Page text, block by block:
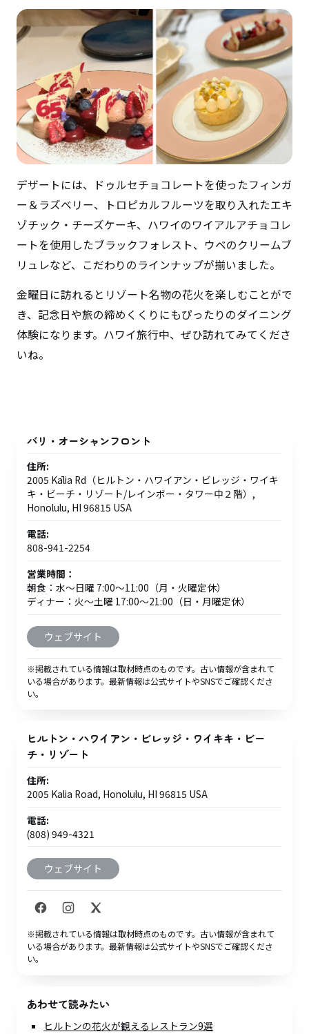
デザートには、ドゥルセチョコレートを使ったフィンガ
ー＆ラズベリー、トロピカルフルーツを取り入れたエキ
ゾチック・チーズケーキ、ハワイのワイアルアチョコレ
ートを使用したブラックフォレスト、ウベのクリームブ
リュレなど、こだわりのラインナップが揃いました。
金曜日に訪れるとリゾート名物の花火を楽しむことがで
き、記念日や旅の締めくくりにもぴったりのダイニング
体験になります。ハワイ旅行中、ぜひ訪れてみてくださ
いね。
バリ・オーシャンフロント
住所:
2005 Kālia Rd（ヒルトン・ハワイアン・ビレッジ・ワイキ
キ・ビーチ・リゾート/レインボー・タワー中２階）,
Honolulu, HI 96815 USA
電話:
808-941-2254
営業時間：
朝食：水～日曜 7:00～11:00（月・火曜定休）
ディナー：火～土曜 17:00～21:00（日・月曜定休）
ウェブサイト
※掲載されている情報は取材時点のものです。古い情報が含まれて
いる場合があります。最新情報は公式サイトやSNSでご確認くださ
い。
ヒルトン・ハワイアン・ビレッジ・ワイキキ・ビー
チ・リゾート
住所:
2005 Kalia Road, Honolulu, HI 96815 USA
電話:
(808) 949-4321
ウェブサイト
※掲載されている情報は取材時点のものです。古い情報が含まれて
いる場合があります。最新情報は公式サイトやSNSでご確認くださ
い。
あわせて読みたい
ヒルトンの花火が観えるレストラン9選